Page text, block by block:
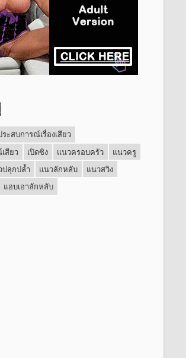
ระสบการณ์เรื่องเสียว
สียว
เปิดซิง แนวครอบครัว
แนวครู
ปลุกปล้ำ แนวลักหลับ
แนวสวิง
แอบเอาลักหลับ